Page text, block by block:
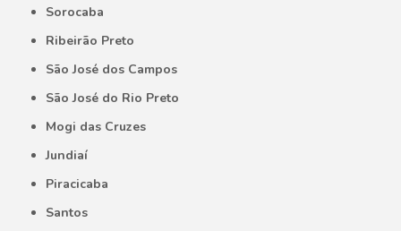
Sorocaba
Ribeirão Preto
São José dos Campos
São José do Rio Preto
Mogi das Cruzes
Jundiaí
Piracicaba
Santos